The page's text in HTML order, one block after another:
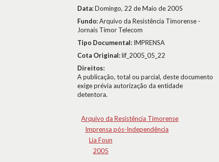
Data:Domingo, 22 de Maio de 2005
Fundo:Arquivo da Resistência Timorense -
Jornais Timor Telecom
Tipo Documental: IMPRENSA
Cota Original:lif_2005_05_22
Direitos:
A publicação, total ou parcial, deste documento
exige prévia autorização da entidade
detentora.
Arquivo da Resistência Timorense
Imprensa pós-Independência
Lia Foun
2005